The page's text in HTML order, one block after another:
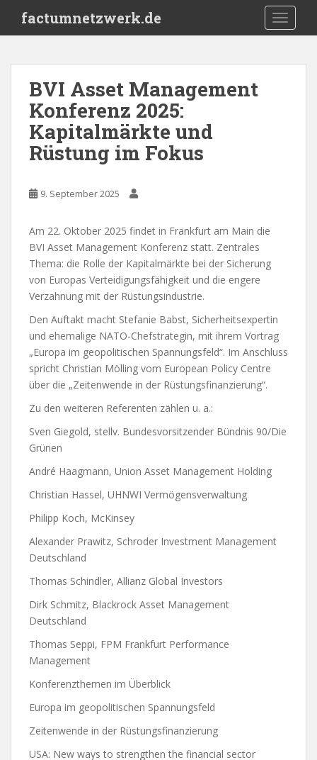
i
factumnetzwerk.de
BVI Asset Management
Konferenz 2025:
Kapitalmärkte und
Rüstung im Fokus
9. September 2025
Am 22. Oktober 2025 findet in Frankfurt am Main die
BVI Asset Management Konferenz statt. Zentrales
Thema: die Rolle der Kapitalmärkte bei der Sicherung
von Europas Verteidigungsfähigkeit und die engere
Verzahnung mit der Rüstungsindustrie.
Den Auftakt macht Stefanie Babst, Sicherheitsexpertin
und ehemalige NATO-Chefstrategin, mit ihrem Vortrag
„Europa im geopolitischen Spannungsfeld“. Im Anschluss
spricht Christian Mölling vom European Policy Centre
über die „Zeitenwende in der Rüstungsfinanzierung“.
Zu den weiteren Referenten zählen u. a.:
Sven Giegold, stellv. Bundesvorsitzender Bündnis 90/Die
Grünen
André Haagmann, Union Asset Management Holding
Christian Hassel, UHNWI Vermögensverwaltung
Philipp Koch, McKinsey
Alexander Prawitz, Schroder Investment Management
Deutschland
Thomas Schindler, Allianz Global Investors
Dirk Schmitz, Blackrock Asset Management
Deutschland
Thomas Seppi, FPM Frankfurt Performance
Management
Konferenzthemen im Überblick
Europa im geopolitischen Spannungsfeld
Zeitenwende in der Rüstungsfinanzierung
USA: New ways to strengthen the financial sector